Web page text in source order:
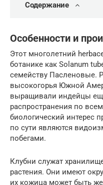
Содержание
Особенности и
Этот многолетний
ботанике как Solanum
семейству Пасленовые.
высокогорья Южной
выращивали индейцы
распространения по
биологический интерес
по сути являются
побегами.
Клубни служат
растения. Они имеют
их кожица может быть